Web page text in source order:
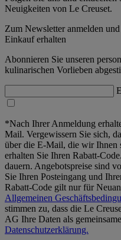
Neuigkeiten von Le Creuset.
Zum Newsletter anmelden
Einkauf erhalten
Abonnieren Sie unseren
kulinarischen Vorlieben
*Nach Ihrer Anmeldung
Mail. Vergewissern Sie sich,
über die E-Mail, die wir Ihnen
erhalten Sie Ihren Rabatt-
dauern. Angebotspreise sind
Sie Ihren Posteingang und
Rabatt-Code gilt nur für
Allgemeinen
stimmen zu, dass die Le
AG Ihre Daten als
Datenschutzerklärung.